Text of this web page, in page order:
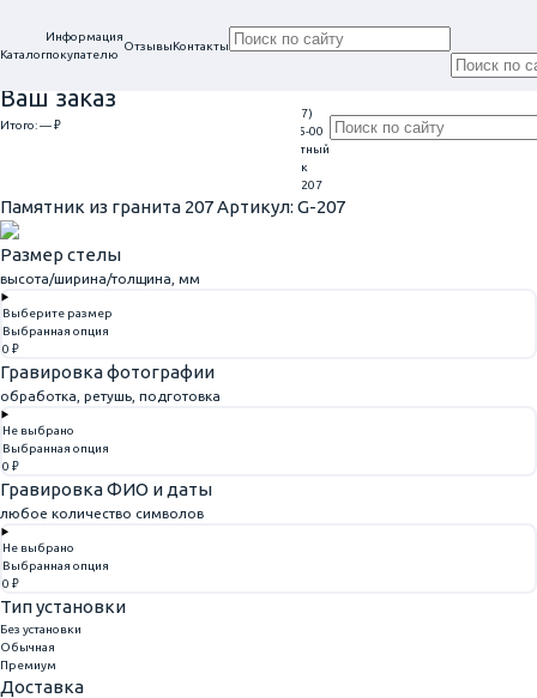
Каталог
Информация
покупателю
ОтзывыКонтакты
Ваш заказ
Итого:— ₽
Проконсультируем
+7 (917)
113-05-00
Обратный
звонок
Памятник из гранита 207
Памятник из гранита 207Артикул: G-207
Размер стелы
высота/ширина/толщина, мм
Выберите размер
Выбранная опция
0 ₽
Гравировка фотографии
обработка, ретушь, подготовка
Не выбрано
Выбранная опция
0 ₽
Гравировка ФИО и даты
любое количество символов
Не выбрано
Выбранная опция
0 ₽
Тип установки
Без установки
Обычная
Премиум
Доставка